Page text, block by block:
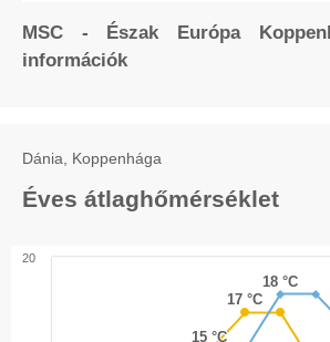
MSC - Észak Európa
információk
Dánia, Koppenhága
Éves átlaghőmérséklet
15 °C
15 °C
17 °C
17 °C
18 °C
18 °C
20